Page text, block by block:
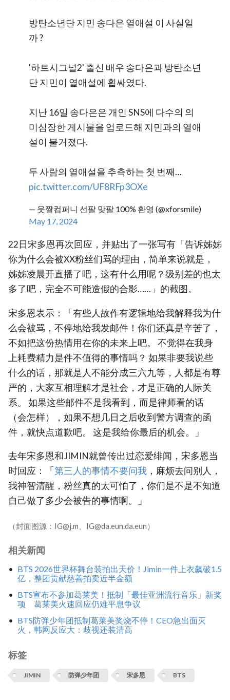
방탄소년단 지민 송다은 열애설 이 사실일
까 ?
'하트시그널2' 출신 배우 송다은과 방탄소년
단 지민이 열애설에 휩싸였다.
지난 16일 송다은은 개인 SNS에 다수의 의
미심장한 게시물을 업로드해 지민과의 열애
설이 불거졌다.
두 사람의 열애설을 추측하는 첫 번째…
pic.twitter.com/UF8RFp3OXe
— 웃짤컴퍼니 선팔 맞팔 100% 환영 (@xforsmile)
May 17, 2024
22日宋多恩再次回应，并贴出了一张写有「告诉姊姊
你为什么会被XX粉丝们骂的理由，简单来说就是，
姊姊凌晨开直播了吧，这有什么用呢？级别差的也太
多了吧，完全不可能造假的合影……」的截图。
宋多恩表示：「有些人故作有逻辑地给我解释我为什
么会被骂，不停地给我发邮件！你们还真是辛苦了，
不如把这份热情用在你的未来上吧。 不觉得在我身
上耗费精力是件不值得的事情吗？ 如果非要我说些
什么的话，那就是人不能分成三六九等，人都是有尊
严的，大家互相理解才是社会，才是正确的人际关
系。 如果这些邮件不是我看到，而是律师看的话
（会怎样），如果不想几日之后收到警方调查的函
件，就快点道歉吧。 这是我给你最后的机会。」
去年宋多恩和JIMIN就曾传出过恋爱绯闻，宋多恩当
时回应：「 第三人的事情不要问我 ，麻烦去问别人，
我神智清醒，粉丝真的太可怕了，你们是不是不知道
自己做了多少会被告的事情啊。」
（封面图源：IG@j.m、IG@da.eun.da.eun）
相关新闻
BTS 2026世界杯舞台装拍出天价！Jimin一件上衣飙破1.5
亿，整团贡献慈善拍卖近半金额
BTS宣布不参加葛莱美！抵制「最佳亚洲流行音乐」新奖
项 葛莱美火速回应仍难平息争议
BTS防弹少年团抵制葛莱美奖烧不停！CEO急出面灭
火，韩网反应大：歧视还装清高
标签
JIMIN 防弹少年团 宋多恩 BTS